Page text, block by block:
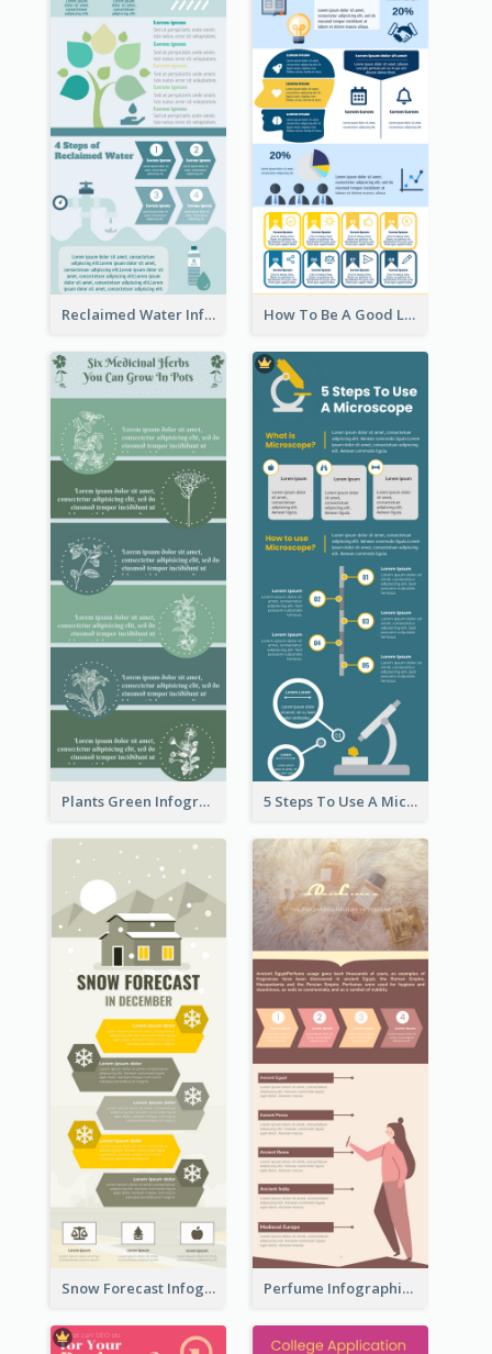
Reclaimed Water Infographic How To Be A Good Leader Infographic
Plants Green Infographic 5 Steps To Use A Microscope Infographic
Snow Forecast Infographic Perfume Infographic